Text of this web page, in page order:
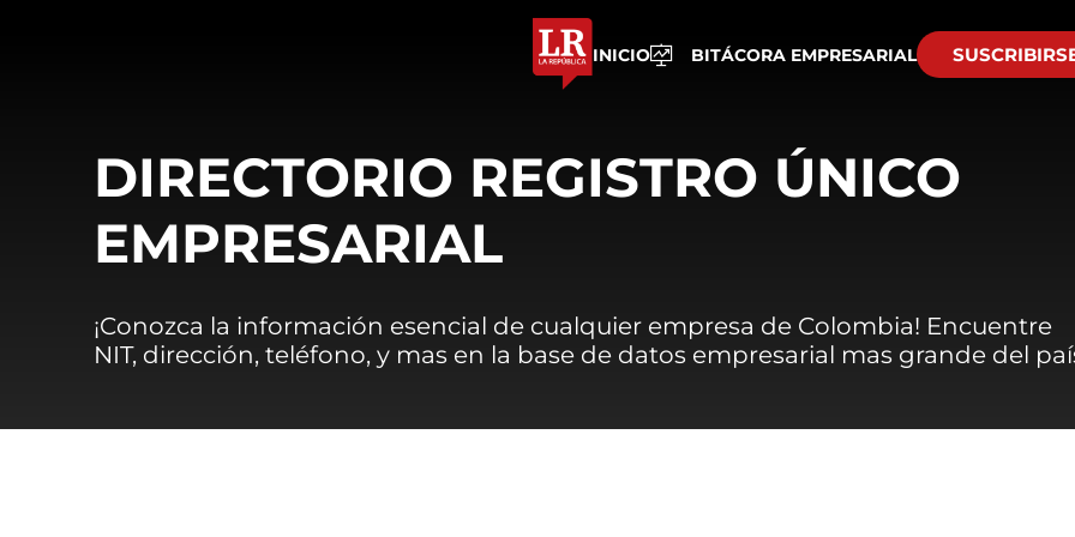
INICIO BITÁCORA EMPRESARIAL
DIRECTORIO REGISTRO ÚNICO
EMPRESARIAL
¡Conozca la información esencial de cualquier empresa de Colombia! Encuentre
NIT, dirección, teléfono, y mas en la base de datos empresarial mas grande del